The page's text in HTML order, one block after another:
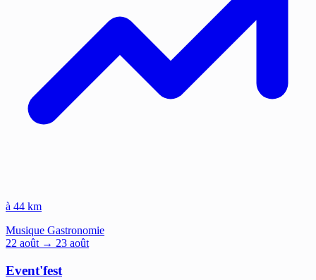
à 44 km
Musique Gastronomie
22 août → 23 août
Event'fest